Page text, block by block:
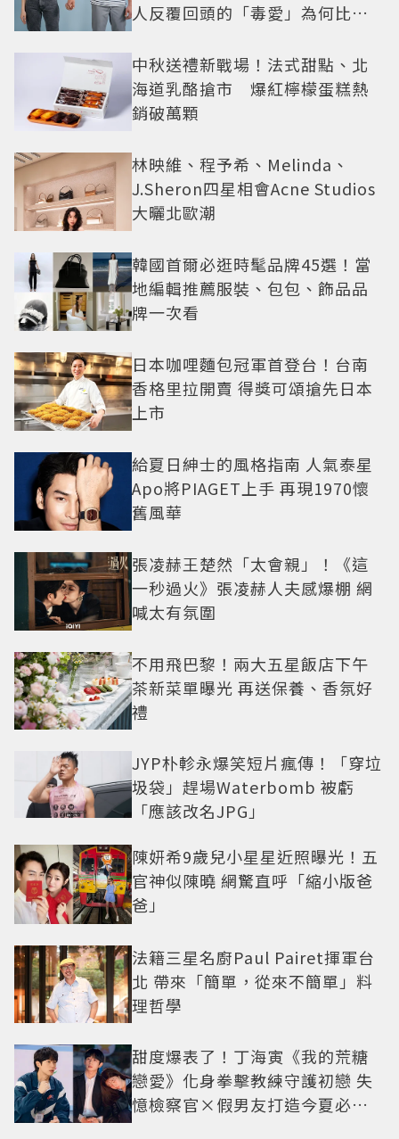
人反覆回頭的「毒愛」為何比菸
中秋送禮新戰場！法式甜點、北
海道乳酪搶市 爆紅檸檬蛋糕熱
銷破萬顆
林映維、程予希、Melinda、
J.Sheron四星相會Acne Studios
大曬北歐潮
韓國首爾必逛時髦品牌45選！當
地編輯推薦服裝、包包、飾品品
牌一次看
日本咖哩麵包冠軍首登台！台南
香格里拉開賣 得獎可頌搶先日本
上市
給夏日紳士的風格指南 人氣泰星
Apo將PIAGET上手 再現1970懷
舊風華
張凌赫王楚然「太會親」！《這
一秒過火》張凌赫人夫感爆棚 網
喊太有氛圍
不用飛巴黎！兩大五星飯店下午
茶新菜單曝光 再送保養、香氛好
禮
JYP朴軫永爆笑短片瘋傳！「穿垃
圾袋」趕場Waterbomb 被虧
「應該改名JPG」
陳妍希9歲兒小星星近照曝光！五
官神似陳曉 網驚直呼「縮小版爸
爸」
法籍三星名廚Paul Pairet揮軍台
北 帶來「簡單，從來不簡單」料
理哲學
甜度爆表了！丁海寅《我的荒糖
戀愛》化身拳擊教練守護初戀 失
憶檢察官×假男友打造今夏必看